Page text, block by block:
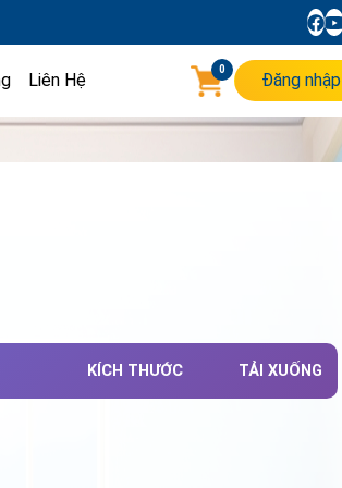
Liên Hệ
0
Đăng nhập
KÍCH THƯỚC TẢI XUỐNG